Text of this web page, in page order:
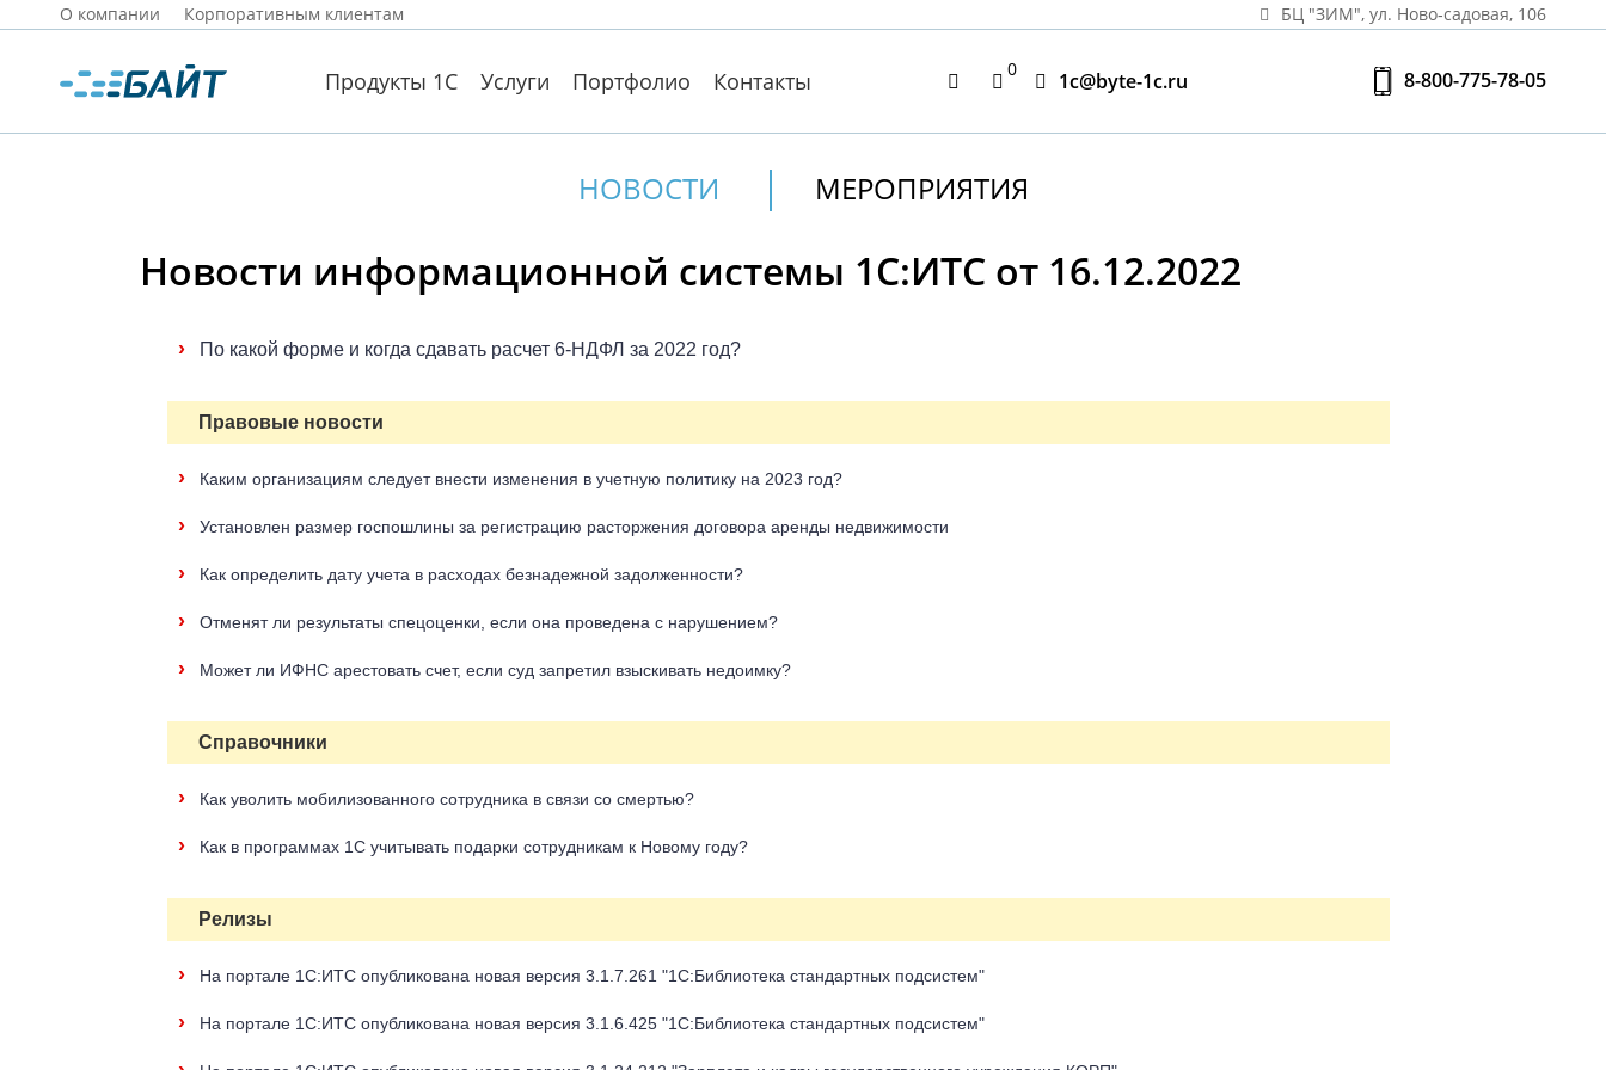
О компании Корпоративным клиентам БЦ "ЗИМ", ул. Ново‑садовая, 106
Продукты 1С Услуги Портфолио Контакты 0 1c@byte-1c.ru 8-800-775-78-05
НОВОСТИ МЕРОПРИЯТИЯ
Новости информационной системы 1С:ИТС от 16.12.2022
› По какой форме и когда сдавать расчет 6-НДФЛ за 2022 год?
Правовые новости
› Каким организациям следует внести изменения в учетную политику на 2023 год?
› Установлен размер госпошлины за регистрацию расторжения договора аренды недвижимости
› Как определить дату учета в расходах безнадежной задолженности?
› Отменят ли результаты спецоценки, если она проведена с нарушением?
› Может ли ИФНС арестовать счет, если суд запретил взыскивать недоимку?
Справочники
› Как уволить мобилизованного сотрудника в связи со смертью?
› Как в программах 1C учитывать подарки сотрудникам к Новому году?
Релизы
› На портале 1С:ИТС опубликована новая версия 3.1.7.261 "1С:Библиотека стандартных подсистем"
› На портале 1С:ИТС опубликована новая версия 3.1.6.425 "1С:Библиотека стандартных подсистем"